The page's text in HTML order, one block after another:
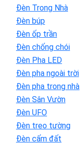
Đèn Trong Nhà
Đèn búp
Đèn ốp trần
Đèn chống chói
Đèn Pha LED
Đèn pha ngoài trời
Đèn pha trong nhà
Đèn Sân Vườn
Đèn UFO
Đèn treo tường
Đèn cấm đất